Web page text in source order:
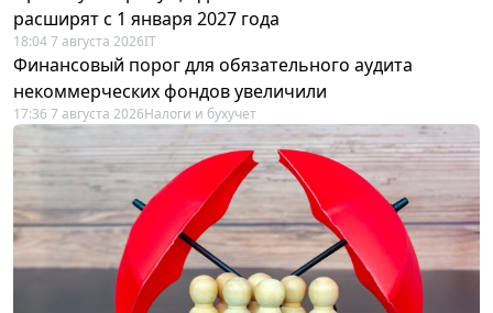
расширят с 1 января 2027 года
18:04 7 августа 2026IT
Финансовый порог для обязательного аудита
некоммерческих фондов увеличили
17:36 7 августа 2026Налоги и бухучет